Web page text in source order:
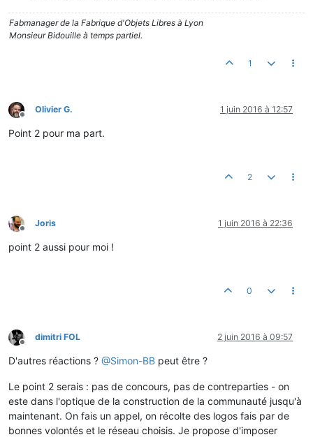
Fabmanager de la Fabrique d'Objets Libres à Lyon
Monsieur Bidouille à temps partiel.
1
Hors-ligne
Olivier G. 1 juin 2016 à 12:57
Point 2 pour ma part.
2
Hors-ligne
Joris 1 juin 2016 à 22:36
point 2 aussi pour moi !
0
Hors-ligne
dimitri FOL 2 juin 2016 à 09:57
D'autres réactions ? @Simon-BB peut être ?
Le point 2 serais : pas de concours, pas de contreparties - on
este dans l'optique de la construction de la communauté jusqu'à
maintenant. On fais un appel, on récolte des logos fais par de
bonnes volontés et le réseau choisis. Je propose d'imposer